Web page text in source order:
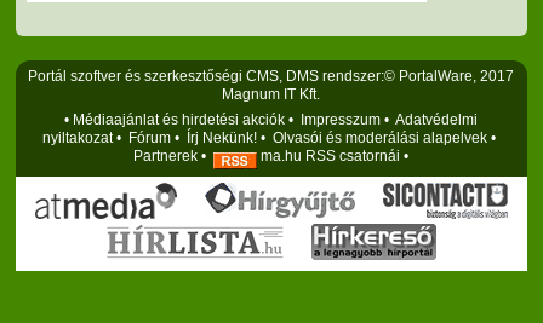
Portál szoftver és szerkesztőségi CMS, DMS rendszer:© PortalWare, 2017
Magnum IT Kft.
• Médiaajánlat és hirdetési akciók • Impresszum •Adatvédelmi
nyiltakozat• Fórum • Írj Nekünk! •Olvasói és moderálási alapelvek •
Partnerek • ma.hu RSS csatornái •